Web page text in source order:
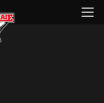
Menü
öffnen